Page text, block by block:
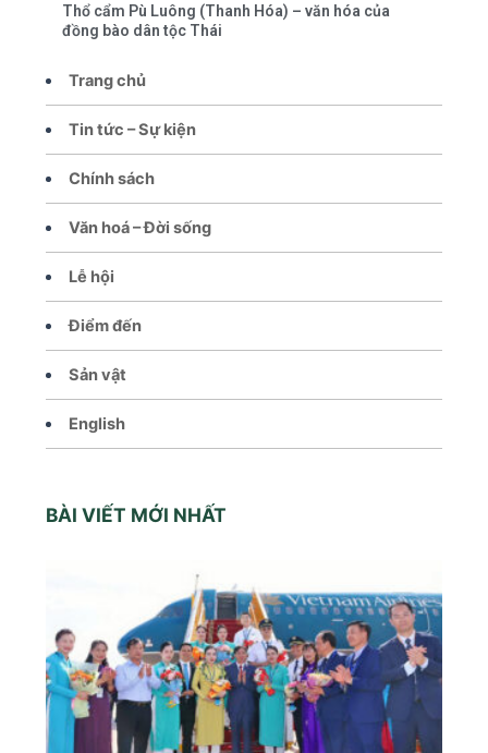
Trang chủ
Tin tức – Sự kiện
Chính sách
Văn hoá – Đời sống
Lễ hội
Điểm đến
Sản vật
English
BÀI VIẾT MỚI NHẤT
Thổ cẩm Pù Luông (Thanh Hóa) – văn hóa của
đồng bào dân tộc Thái